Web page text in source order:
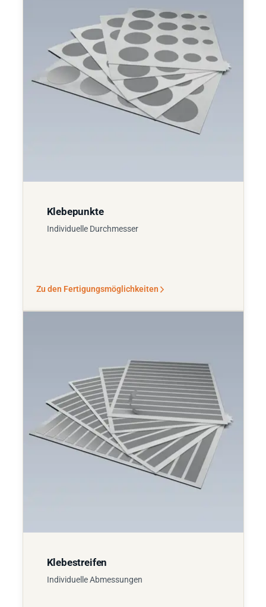
Klebepunkte
Individuelle Durchmesser
Zu den Fertigungsmöglichkeiten
Klebestreifen
Individuelle Abmessungen